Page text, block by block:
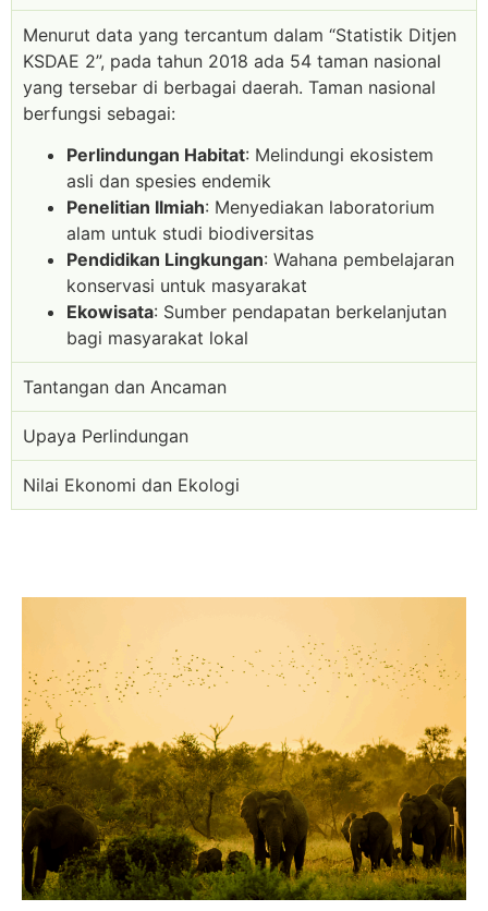
Menurut data yang tercantum dalam “Statistik Ditjen
KSDAE 2”, pada tahun 2018 ada 54 taman nasional
yang tersebar di berbagai daerah. Taman nasional
berfungsi sebagai:
Perlindungan Habitat: Melindungi ekosistem
asli dan spesies endemik
Penelitian Ilmiah: Menyediakan laboratorium
alam untuk studi biodiversitas
Pendidikan Lingkungan: Wahana pembelajaran
konservasi untuk masyarakat
Ekowisata: Sumber pendapatan berkelanjutan
bagi masyarakat lokal
Tantangan dan Ancaman
Upaya Perlindungan
Nilai Ekonomi dan Ekologi